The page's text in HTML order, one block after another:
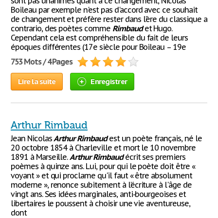
Boileau par exemple n'est pas d'accord avec ce souhait
de changement et préfère rester dans l'ère du classique a
contrario, des poètes comme Rimbaudet Hugo.
Cependant cela est compréhensible du fait de leurs
époques différentes (17e siècle pour Boileau – 19e
753 Mots / 4 Pages
Lire la suite Enregistrer
Arthur Rimbaud
Jean NicolasArthur Rimbaudest un poète français, né le
20 octobre 1854 à Charleville et mort le 10 novembre
1891 à Marseille.Arthur Rimbaudécrit ses premiers
poèmes à quinze ans. Lui, pour qui le poète doit être «
voyant » et qui proclame qu'il faut « être absolument
moderne », renonce subitement à l’écriture à l'âge de
vingt ans. Ses idées marginales, anti-bourgeoises et
libertaires le poussent à choisir une vie aventureuse,
dont